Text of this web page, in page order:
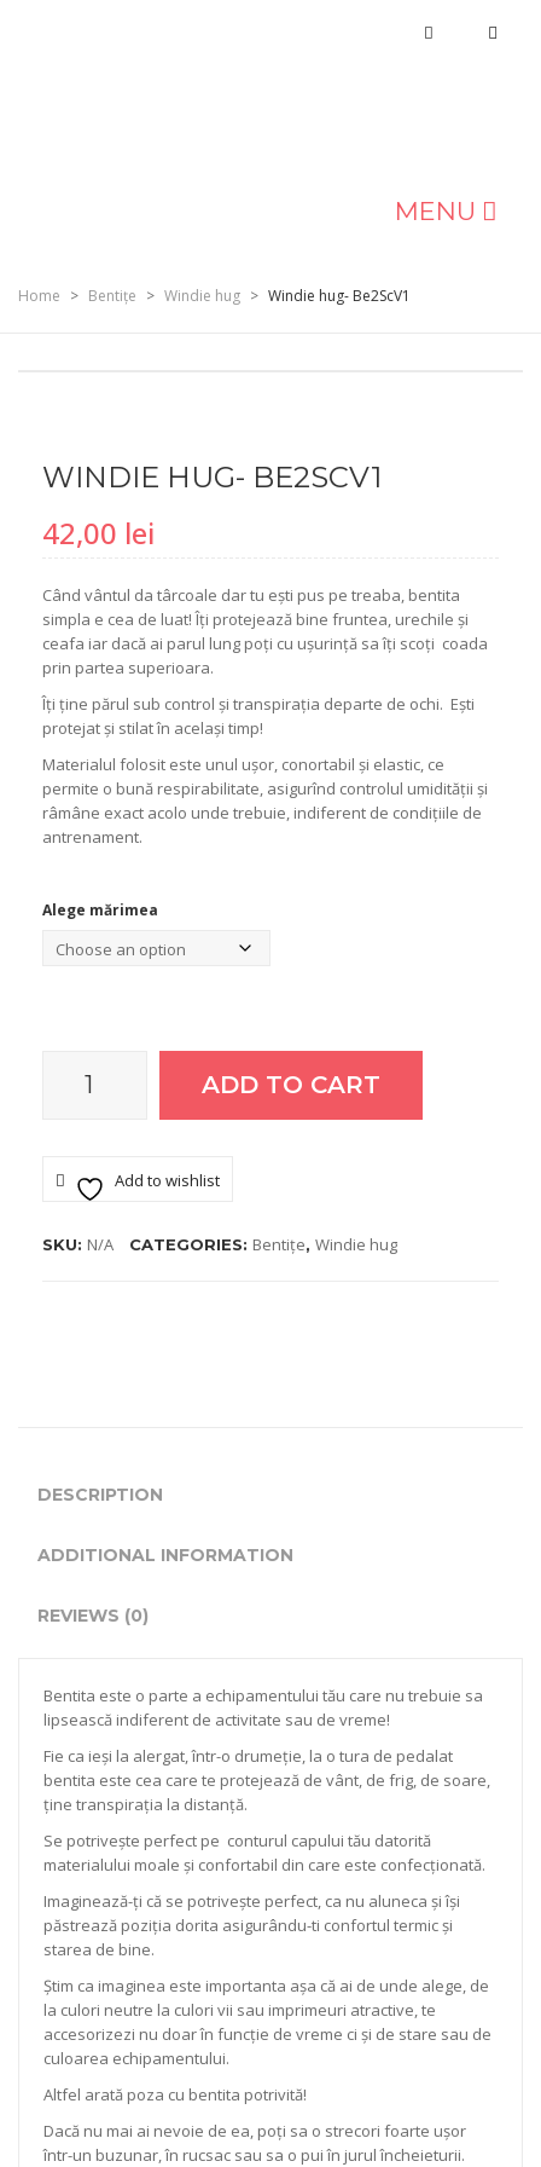
MENU
MAGAZIN
Home > Bentițe > Windie hug > Windie hug- Be2ScV1
WINDIE HUG- BE2SCV1
42,00 lei
Când vântul da târcoale dar tu ești pus pe treaba, bentita
simpla e cea de luat! Îți protejează bine fruntea, urechile și
ceafa iar dacă ai parul lung poți cu ușurință sa îți scoți coada
prin partea superioara.
Îți ține părul sub control și transpirația departe de ochi. Ești
protejat și stilat în același timp!
Materialul folosit este unul ușor, conortabil și elastic, ce
permite o bună respirabilitate, asigurînd controlul umidității și
râmâne exact acolo unde trebuie, indiferent de condițiile de
antrenament.
Alege mărimea
Windie ADD TO CART
Add to wishlist
SKU: N/A CATEGORIES: Bentițe, Windie hug
DESCRIPTION
ADDITIONAL INFORMATION
REVIEWS (0)
Bentita este o parte a echipamentului tău care nu trebuie sa
lipsească indiferent de activitate sau de vreme!
Fie ca ieși la alergat, într-o drumeție, la o tura de pedalat
bentita este cea care te protejează de vânt, de frig, de soare,
ține transpirația la distanță.
Se potrivește perfect pe conturul capului tău datorită
materialului moale și confortabil din care este confecționată.
Imaginează-ți că se potrivește perfect, ca nu aluneca și își
păstrează poziția dorita asigurându-ti confortul termic și
starea de bine.
Știm ca imaginea este importanta așa că ai de unde alege, de
la culori neutre la culori vii sau imprimeuri atractive, te
accesorizezi nu doar în funcție de vreme ci și de stare sau de
culoarea echipamentului.
Altfel arată poza cu bentita potrivită!
Dacă nu mai ai nevoie de ea, poți sa o strecori foarte ușor
într-un buzunar, în rucsac sau sa o pui în jurul încheieturii.